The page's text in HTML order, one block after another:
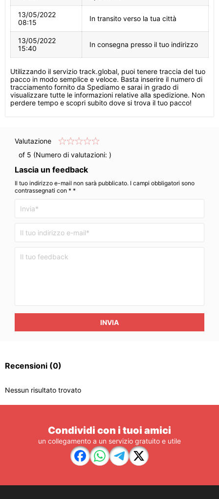
13/05/2022
08:15
In transito verso la tua città
13/05/2022
15:40
In consegna presso il tuo indirizzo
Utilizzando il servizio track.global, puoi tenere traccia del tuo
pacco in modo semplice e veloce. Basta inserire il numero di
tracciamento fornito da Spediamo e sarai in grado di
visualizzare tutte le informazioni relative alla spedizione. Non
perdere tempo e scopri subito dove si trova il tuo pacco!
Valutazione
of 5 (Numero di valutazioni: )
Lascia un feedback
Il tuo indirizzo e-mail non sarà pubblicato. I campi obbligatori sono
contrassegnati con * *
INVIA
Recensioni (0)
Nessun risultato trovato
Condividi con i tuoi amici
un collegamento a un servizio gratuito e utile